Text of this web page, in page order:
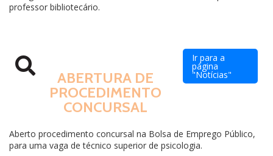
professor bibliotecário.
ABERTURA DE
PROCEDIMENTO
CONCURSAL
Ir para a
página
"Notícias"
Aberto procedimento concursal na Bolsa de Emprego Público,
para uma vaga de técnico superior de psicologia.